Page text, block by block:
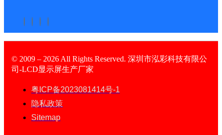
© 2009 – 2026 All Rights Reserved. 深圳市泓彩科技有限公
司-LCD显示屏生产厂家
粤ICP备2023081414号-1
隐私政策
Sitemap